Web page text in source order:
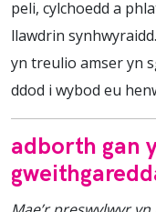
peli, cylchoedd a
llawdrin
yn treulio amser yn
ddod i wybod eu
adborth gan